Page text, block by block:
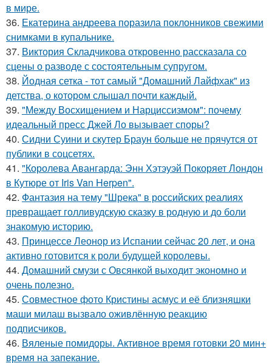
в мире.
36. Екатерина андреева поразила поклонников свежими
снимками в купальнике.
37. Виктория Складчикова откровенно рассказала со
сцены о разводе с состоятельным супругом.
38. Йодная сетка - тот самый "Домашний Лайфхак" из
детства, о котором слышал почти каждый.
39. "Между Восхищением и Нарциссизмом": почему
идеальный пресс Джей Ло вызывает споры?
40. Сидни Суини и скутер Браун больше не прячутся от
публики в соцсетях.
41. "Королева Авангарда: Энн Хэтэуэй Покоряет Лондон
в Кутюре от Iris Van Herpen".
42. Фантазия на тему "Шрека" в российских реалиях
превращает голливудскую сказку в родную и до боли
знакомую историю.
43. Принцессе Леонор из Испании сейчас 20 лет, и она
активно готовится к роли будущей королевы.
44. Домашний смузи с Овсянкой выходит экономно и
очень полезно.
45. Совместное фото Кристины асмус и её близняшки
маши милаш вызвало оживлённую реакцию
подписчиков.
46. Вяленые помидоры. Активное время готовки 20 мин+
время на запекание.